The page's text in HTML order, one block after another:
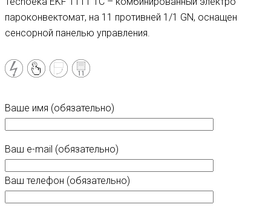
пароконвектомат, на 11 противней 1/1 GN, оснащен
сенсорной панелью управления.
Ваше имя (обязательно)
Ваш e-mail (обязательно)
Ваш телефон (обязательно)